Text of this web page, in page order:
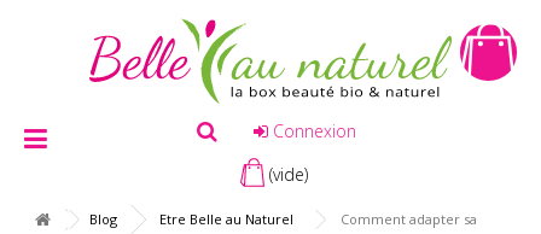
Connexion
(vide)
Blog Etre Belle au Naturel
Comment adapter sa